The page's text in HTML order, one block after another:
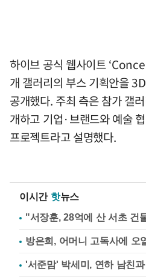
하이브 공식 웹사이트
개 갤러리의 부스 기획안을
공개했다. 주최 측은 참가 갤
개하고 기업·브랜드와 예술
프로젝트라고 설명했다.
이시간 핫뉴스
"서장훈, 28억에 산 서초 건
방은희, 어머니 고독사에 오
'서준맘' 박세미, 연하 남친